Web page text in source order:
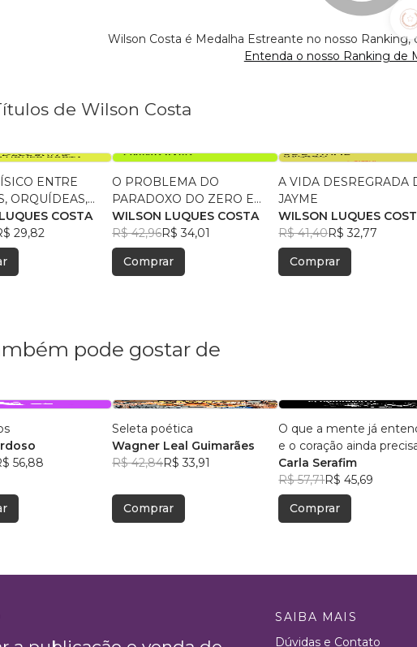
Wilson Costa é Medalha Estreante no nosso
Entenda o nosso Ranking de
de Wilson Costa
ENTRE
ORQUÍDEAS,
BEGÔNIAS
COSTA
29,82
O PROBLEMA DO
PARADOXO DO ZERO E
OUTROS TEXTOS
WILSON LUQUES COSTA
R$ 42,96R$ 34,01
Comprar
A VIDA DESREGRADA
JAYME
WILSON LUQUES
R$ 41,40R$ 32,77
Comprar
pode gostar de
56,88
Seleta poética
Wagner Leal Guimarães
R$ 42,84R$ 33,91
Comprar
O que a mente já
e o coração ainda
aceitar
Carla Serafim
R$ 57,71R$ 45,69
Comprar
SAIBA MAIS
Dúvidas e Contato